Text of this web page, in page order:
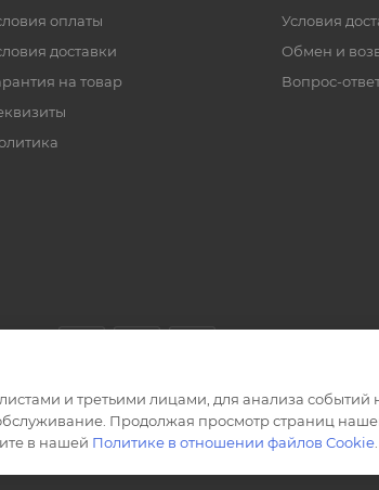
оплаты
доставки
на товар
Условия
Обмен и
Вопрос-
и третьими лицами, для анализа событий
Продолжая просмотр страниц
в нашей Политике в отношении файлов Cookie